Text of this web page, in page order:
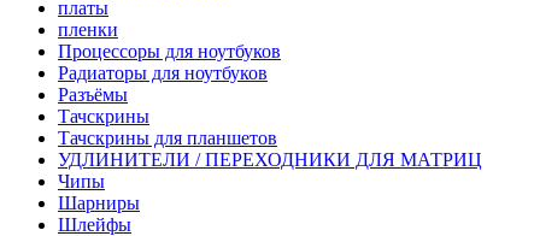
платы
пленки
Процессоры для ноутбуков
Радиаторы для ноутбуков
Разъёмы
Тачскрины
Тачскрины для планшетов
УДЛИНИТЕЛИ / ПЕРЕХОДНИКИ ДЛЯ МАТРИЦ
Чипы
Шарниры
Шлейфы